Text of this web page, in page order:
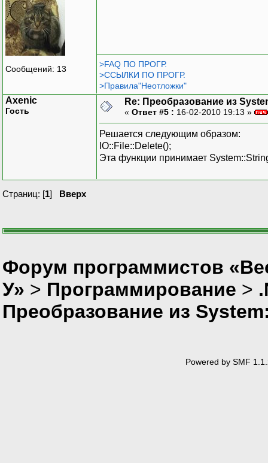
Сообщений: 13
>FAQ ПО ПРОГР.
>ССЫЛКИ ПО ПРОГР.
>Правила"Неотложки"
Axenic
Гость
Re: Преобразование из
« Ответ #5 : 16-02-2010 19:13 »
Решается следующим образом:
IO::File::Delete();
Эта функции принимает
Страниц: [1] Вверх
Форум программистов
У» > Программирование >
Преобразование из
Powered by SMF